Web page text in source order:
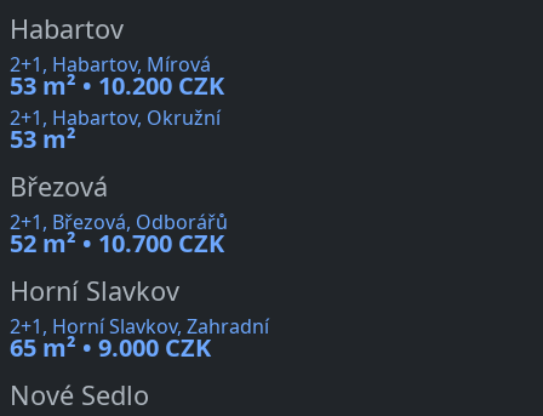
Habartov
2+1, Habartov, Mírová
53 m² • 10.200 CZK
2+1, Habartov, Okružní
53 m²
Březová
2+1, Březová, Odborářů
52 m² • 10.700 CZK
Horní Slavkov
2+1, Horní Slavkov, Zahradní
65 m² • 9.000 CZK
Nové Sedlo